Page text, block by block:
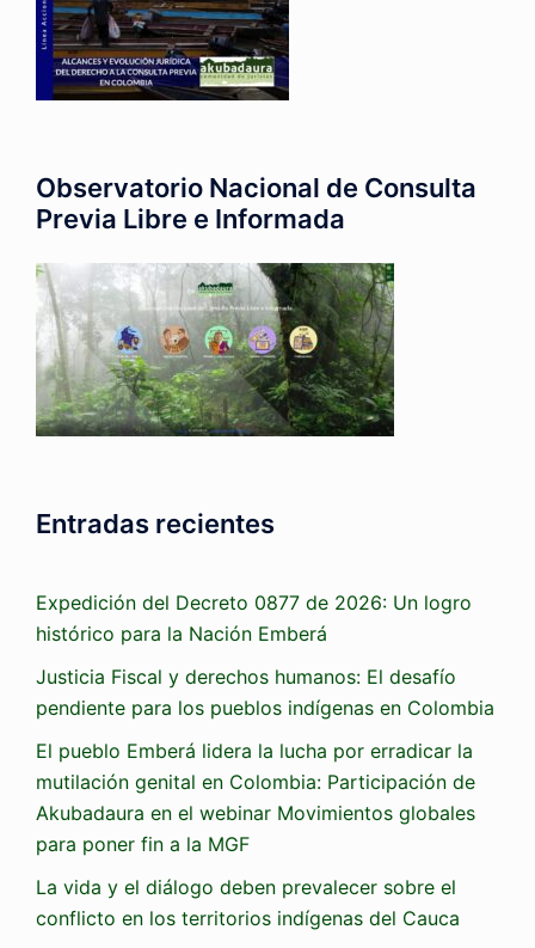
Observatorio Nacional de Consulta
Previa Libre e Informada
Entradas recientes
Expedición del Decreto 0877 de 2026: Un logro
histórico para la Nación Emberá
Justicia Fiscal y derechos humanos: El desafío
pendiente para los pueblos indígenas en Colombia
El pueblo Emberá lidera la lucha por erradicar la
mutilación genital en Colombia: Participación de
Akubadaura en el webinar Movimientos globales
para poner fin a la MGF
La vida y el diálogo deben prevalecer sobre el
conflicto en los territorios indígenas del Cauca